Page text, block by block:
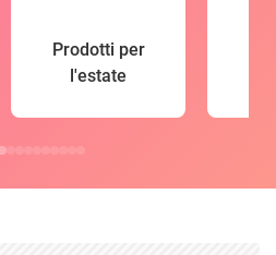
Prodotti per
l'estate